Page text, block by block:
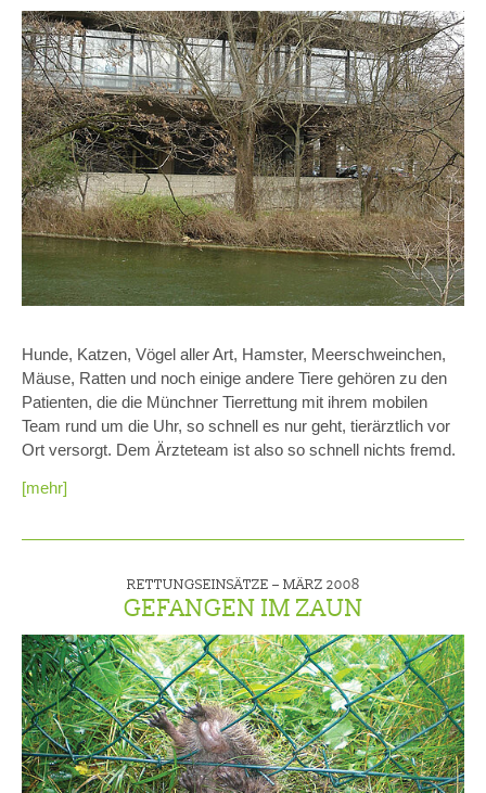
Hunde, Katzen, Vögel aller Art, Hamster, Meerschweinchen,
Mäuse, Ratten und noch einige andere Tiere gehören zu den
Patienten, die die Münchner Tierrettung mit ihrem mobilen
Team rund um die Uhr, so schnell es nur geht, tierärztlich vor
Ort versorgt. Dem Ärzteteam ist also so schnell nichts fremd.
[mehr]
RETTUNGSEINSÄTZE – MÄRZ 2008
GEFANGEN IM ZAUN